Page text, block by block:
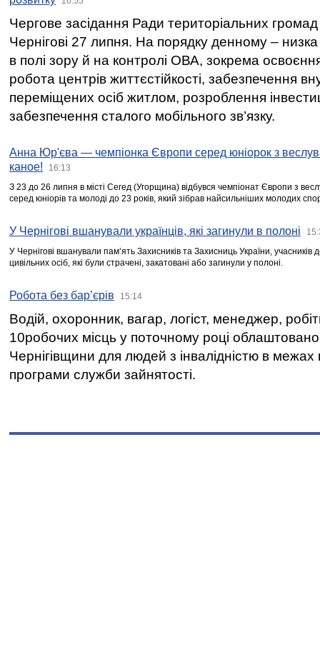
Чергове засідання Ради територіальних громад
Чернігові 27 липня. На порядку денному –
в полі зору й на контролі ОВА, зокрема освоєння
робота центрів життєстійкості, забезпечення
переміщених осіб житлом, розроблення
забезпечення сталого мобільного зв’язку.
Анна Юр'єва — чемпіонка Європи серед юніорок з
каное!
16:13
З 23 до 26 липня в місті Сегед (Угорщина) відбувся чемпіонат Європи з
серед юніорів та молоді до 23 років, який зібрав найсильніших молодих
У Чернігові вшанували українців, які загинули в полоні
У Чернігові вшанували пам’ять Захисників та Захисниць України,
цивільних осіб, які були страчені, закатовані або загинули у полоні.
Робота без бар’єрів 15:14
Водій, охоронник, вагар, логіст, менеджер,
10робочих місць у поточному році
Чернігівщини для людей з інвалідністю в межах
програми служби зайнятості.